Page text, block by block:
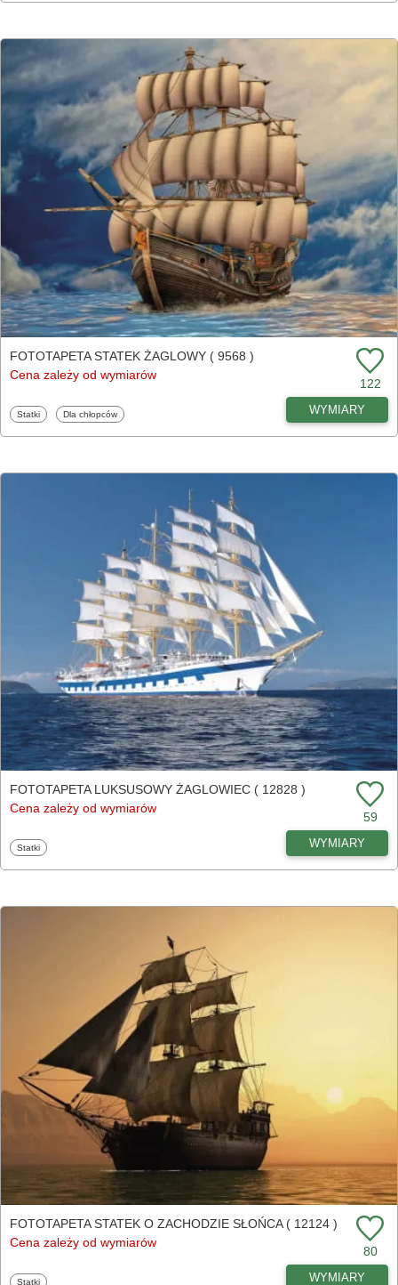
FOTOTAPETA STATEK ŻAGLOWY ( 9568 )
Cena zależy od wymiarów
122
Fototapety
Statki Fototapety
Dla chłopców WYMIARY
FOTOTAPETA LUKSUSOWY ŻAGLOWIEC ( 12828 )
Cena zależy od wymiarów
59
Fototapety
Statki WYMIARY
FOTOTAPETA STATEK O ZACHODZIE SŁOŃCA ( 12124 )
Cena zależy od wymiarów
80
Fototapety
Statki WYMIARY